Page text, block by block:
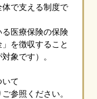
で支える制度で
医療保険の保険
を徴収すること
象です）。
いて
参照ください。